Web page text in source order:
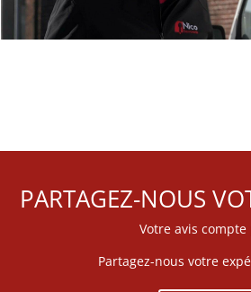
PARTAGEZ-NOUS
Votre avis
Partagez-nous votre